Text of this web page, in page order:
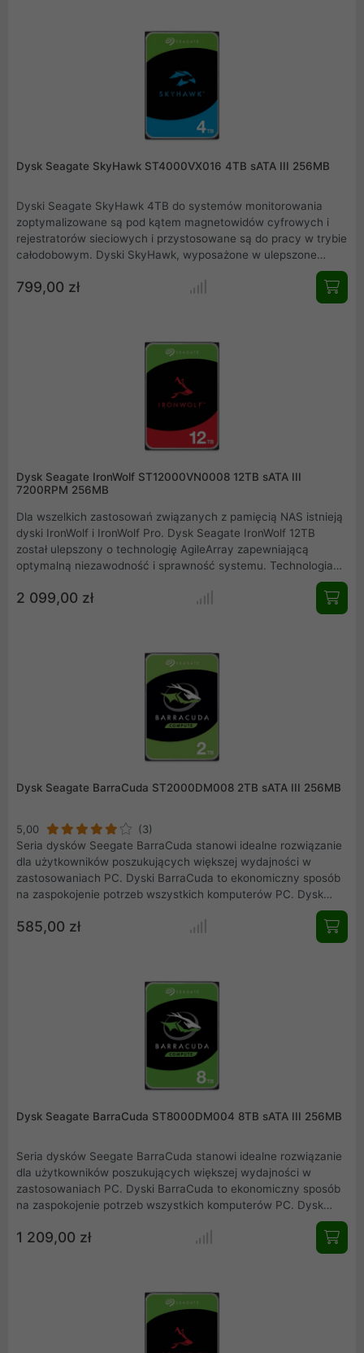
Dysk Seagate SkyHawk ST4000VX016 4TB sATA III 256MB
Dyski Seagate SkyHawk 4TB do systemów monitorowania
zoptymalizowane są pod kątem magnetowidów cyfrowych i
rejestratorów sieciowych i przystosowane są do pracy w trybie
całodobowym. Dyski SkyHawk, wyposażone w ulepszone
minimalizować ilość utraconych klatek oraz obsługują do 64
kamer. Dyski twarde Seagate SkyHawk współczynnik MTBF
799,00 zł
Dysk Seagate IronWolf ST12000VN0008 12TB sATA III
7200RPM 256MB
Dla wszelkich zastosowań związanych z pamięcią NAS istnieją
dyski IronWolf i IronWolf Pro. Dysk Seagate IronWolf 12TB
został ulepszony o technologię AgileArray zapewniającą
optymalną niezawodność i sprawność systemu. Technologia
Multi-user oraz ekstremalnie wysokie wskaźniki obciążenia
pracą pozwalają dyskom IronWolf utrzymywać jakość i rozwijać
się wraz z przedsiębiorstwem. Dysk przystosowany do ciągłej
2 099,00 zł
Dysk Seagate BarraCuda ST2000DM008 2TB sATA III 256MB
5,00
(3)
Seria dysków Seegate BarraCuda stanowi idealne rozwiązanie
dla użytkowników poszukujących większej wydajności w
zastosowaniach PC. Dyski BarraCuda to ekonomiczny sposób
na zaspokojenie potrzeb wszystkich komputerów PC. Dysk
obrotową 7200 obr/min o pojemności 2TB, wyposażony został
w interfejs SATA III (do 600 MB/s) i posiada pamięć cache o
585,00 zł
Dysk Seagate BarraCuda ST8000DM004 8TB sATA III 256MB
Seria dysków Seegate BarraCuda stanowi idealne rozwiązanie
dla użytkowników poszukujących większej wydajności w
zastosowaniach PC. Dyski BarraCuda to ekonomiczny sposób
na zaspokojenie potrzeb wszystkich komputerów PC. Dysk
obrotową 5400 obr/min o pojemności 8TB, wyposażony został
w interfejs SATA III (do 600 MB/s) i posiada pamięć cache o
1 209,00 zł